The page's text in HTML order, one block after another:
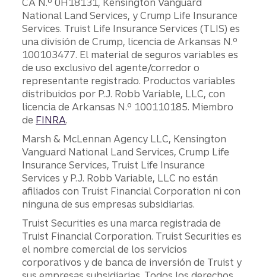
National Land Services, y Crump Life Insurance
Services. Truist Life Insurance Services (TLIS) es
una división de Crump, licencia de Arkansas N.º
100103477. El material de seguros variables es
de uso exclusivo del agente/corredor o
representante registrado. Productos variables
distribuidos por P.J. Robb Variable, LLC, con
licencia de Arkansas N.º 100110185. Miembro
de FINRA.
Marsh & McLennan Agency LLC, Kensington
Vanguard National Land Services, Crump Life
Insurance Services, Truist Life Insurance
Services y P.J. Robb Variable, LLC no están
afiliados con Truist Financial Corporation ni con
ninguna de sus empresas subsidiarias.
Truist Securities es una marca registrada de
Truist Financial Corporation. Truist Securities es
el nombre comercial de los servicios
corporativos y de banca de inversión de Truist y